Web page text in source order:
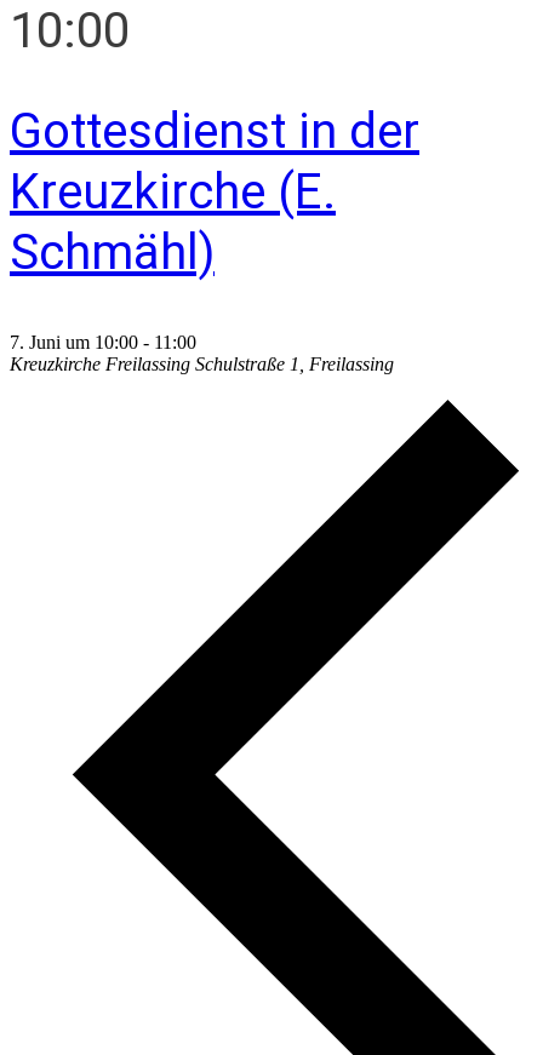
10:00
Gottesdienst in der
Kreuzkirche (E.
Schmähl)
7. Juni um 10:00 - 11:00
Kreuzkirche Freilassing Schulstraße 1, Freilassing